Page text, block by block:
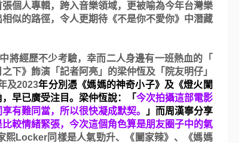
個人專輯，跨入音樂領域，
更被喻為今年台灣樂
似的路徑，令人更期待《不是你不愛你》中潛藏
將經歷不少考驗，幸而二人身邊有一班熱血的「
下》飾演「記者阿亮」的梁仲恆及「院友明仔」
及2023年分別憑《媽媽的神奇小子》及《燈火闌
早已廣受注目。梁仲恆說：「今次拍攝這部電影
有難同當， 所以很快凝成默契。
」而周漢寧分享
較情緒緊張， 今次這個角色算是朋友圈子中的氣
熙Locker 同樣是人氣勁升、《闔家辣》、《媽媽